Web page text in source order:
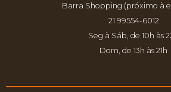
Barra Shopping (próximo à
21 99554-6012
Seg à Sáb, de 10h às
Dom, de 13h às 21h